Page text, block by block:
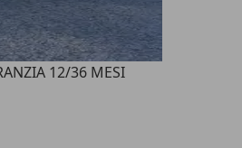
12/36 MESI